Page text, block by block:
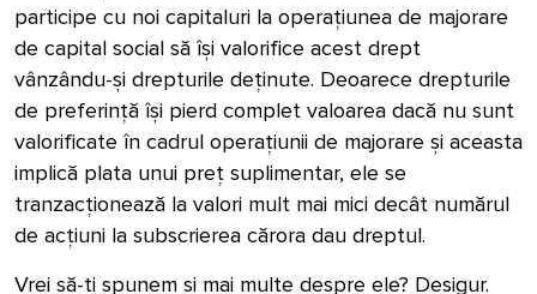
participe cu noi capitaluri la operațiunea de majorare
de capital social să își valorifice acest drept
vânzându-și drepturile deținute. Deoarece drepturile
de preferință își pierd complet valoarea dacă nu sunt
valorificate în cadrul operațiunii de majorare și aceasta
implică plata unui preț suplimentar, ele se
tranzacționează la valori mult mai mici decât numărul
de acțiuni la subscrierea cărora dau dreptul.
Vrei să-ți spunem și mai multe despre ele? Desigur.